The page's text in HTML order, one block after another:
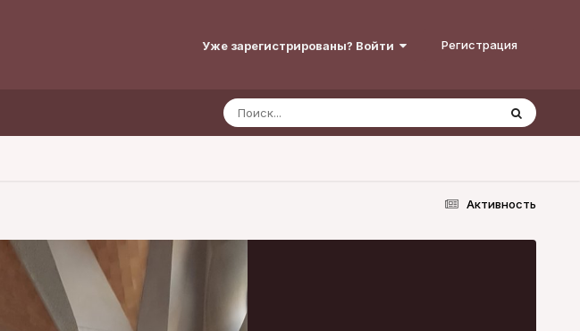
Уже зарегистрированы? Войти Регистрация
Активность